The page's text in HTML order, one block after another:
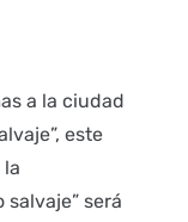
a la ciudad
este
será